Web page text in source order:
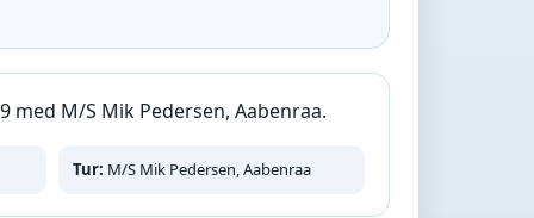
med M/S Mik Pedersen, Aabenraa.
Tur: M/S Mik Pedersen, Aabenraa